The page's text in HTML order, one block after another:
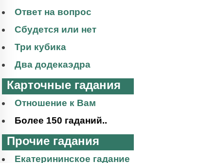
Ответ на вопрос
Сбудется или нет
Три кубика
Два додекаэдра
Карточные гадания
Отношение к Вам
Более 150 гаданий..
Прочие гадания
Екатерининское гадание